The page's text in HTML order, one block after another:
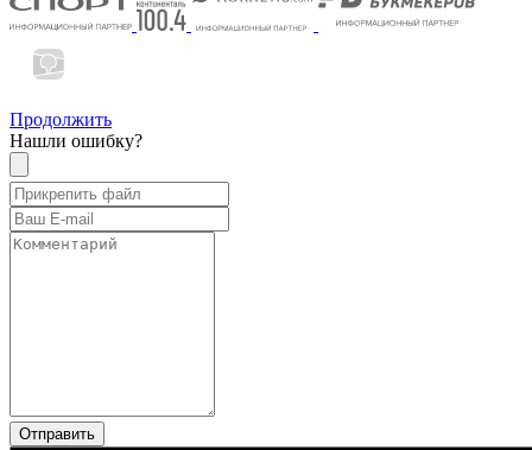
Продолжить
Нашли ошибку?